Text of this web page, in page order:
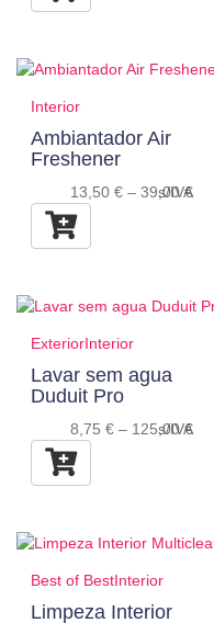
Interior
Ambiantador Air
Freshener
13,50 € – 39,00€
s/IVA
ExteriorInterior
Lavar sem agua
Duduit Pro
8,75 € – 125,00€
s/IVA
Best of BestInterior
Limpeza Interior